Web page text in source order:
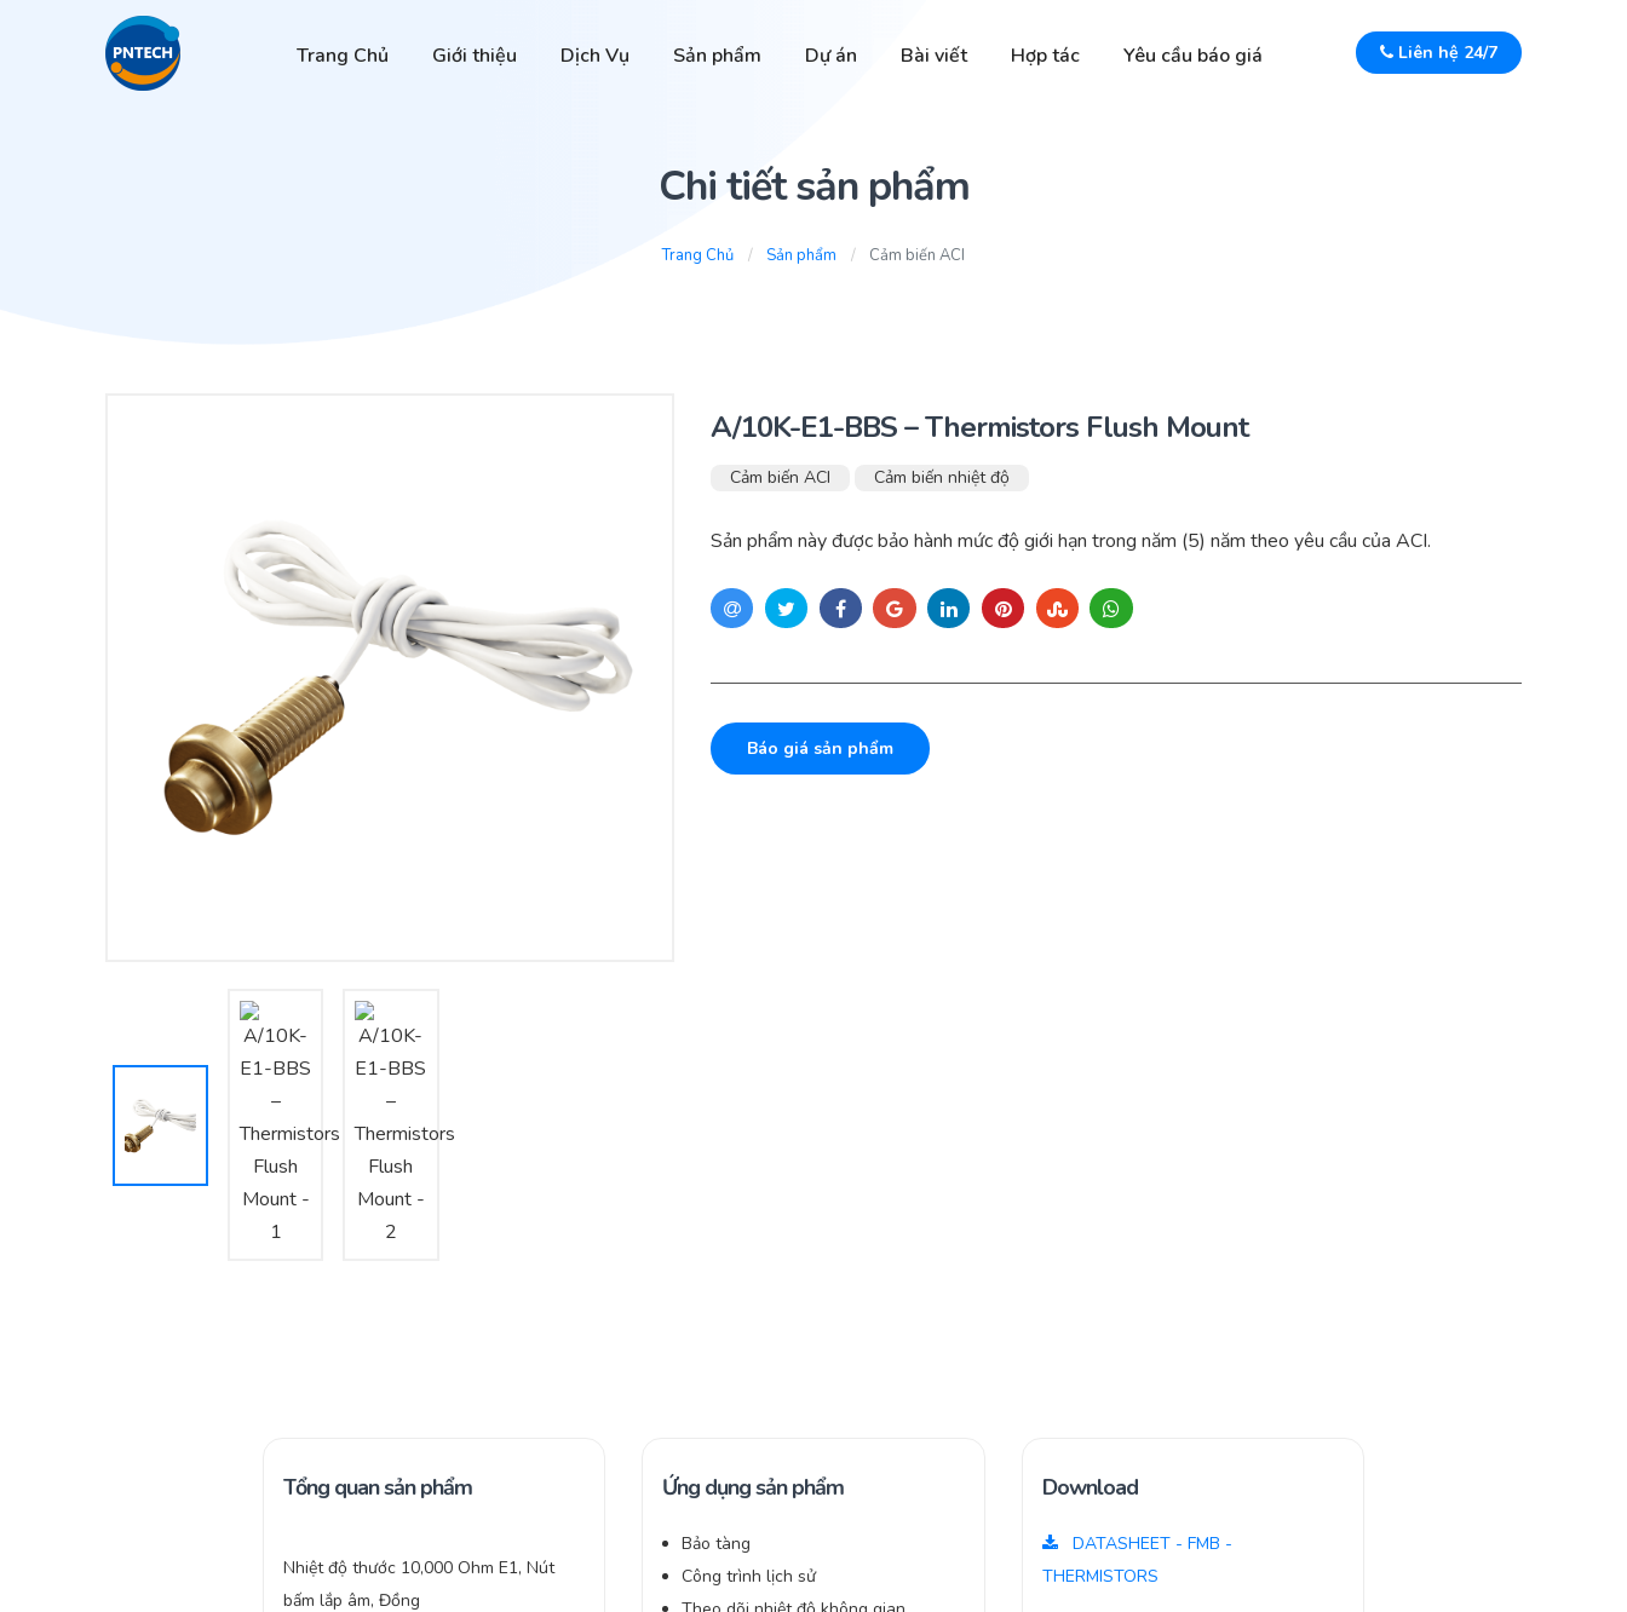
Trang Chủ Giới thiệu Dịch Vụ Sản phẩm Dự án Bài viết Hợp tác Yêu cầu báo giá Liên hệ 24/7
Chi tiết sản phẩm
Trang Chủ Sản phẩm Cảm biến ACI
A/10K-E1-BBS – Thermistors Flush Mount
Cảm biến ACI Cảm biến nhiệt độ
Sản phẩm này được bảo hành mức độ giới hạn trong năm (5) năm theo yêu cầu của ACI.
Báo giá sản phẩm
Tổng quan sản phẩm
Nhiệt độ thước 10,000 Ohm E1, Nút
bấm lắp âm, Đồng
Ứng dụng sản phẩm
Bảo tàng
Công trình lịch sử
Download
DATASHEET - FMB -
THERMISTORS